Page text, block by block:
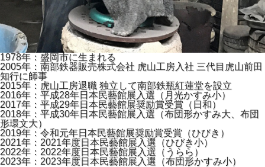
1978年：盛岡市に生まれる
2005年：南部鉄器販売株式会社 虎山工房入社 三代目虎山前田
知行に師事
2015年：虎山工房退職 独立して南部鉄瓶紅蓮堂を設立
2016年：平成28年日本民藝館展入選（月光かすみ小）
2017年：平成29年日本民藝館展奨励賞受賞（日和）
2018年：平成30年日本民藝館展入選（布団形かすみ大、布団
形環文大）
2019年：令和元年日本民藝館展奨励賞受賞（ひびき）
2021年：2021年度日本民藝館展入選（ひびき小）
2022年：2022年度日本民藝館展入選（うらら）
2023年：2023年度日本民藝館展入選（布団形かすみ小）